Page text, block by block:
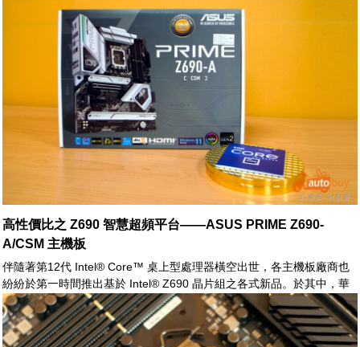
處理器，擁有極致之性能表現。
高性價比之 Z690 智慧超頻平台——ASUS PRIME Z690-
A/CSM 主機板
伴隨著第12代 Intel® Core™ 桌上型處理器橫空出世，各主機板廠商也
紛紛於第一時間推出基於 Intel® Z690 晶片組之各式新品。於其中，華
碩電腦(ASUS)對於第12代 Core™ 提供了全戰線之系列產品，從初階的
PRIME 系列，到高階之 ROG MAXIMUM 家族一應俱全